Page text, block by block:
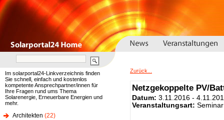
Im solarportal24-Linkverzeichnis finden
Sie schnell, einfach und kostenlos
kompetente Ansprechpartner/innen für
Ihre Fragen rund ums Thema
Solarenergie, Erneuerbare Energien und
mehr.
Architekten (22)
Zurück...
Netzgekoppelte PV/
Datum: 3.11.2016 -
Veranstaltungsart: Seminar